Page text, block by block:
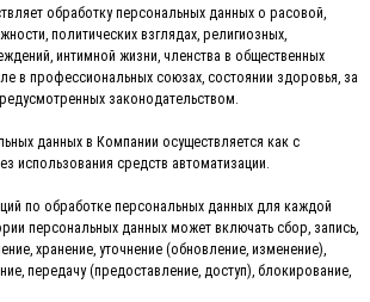
обработку персональных данных о расовой,
политических взглядах, религиозных,
интимной жизни, членства в общественных
в профессиональных союзах, состоянии здоровья, за
законодательством.
данных в Компании осуществляется как с
использования средств автоматизации.
по обработке персональных данных для каждой
персональных данных может включать сбор, запись,
хранение, уточнение (обновление, изменение),
передачу (предоставление, доступ), блокирование,